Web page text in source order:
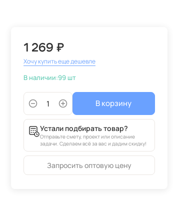
1 269 ₽
Хочу купить еще дешевле
В наличии:99 шт
В корзину
Устали подбирать товар?
Отправьте смету, проект или описание
задачи. Сделаем всё за вас и дадим скидку!
Запросить оптовую цену